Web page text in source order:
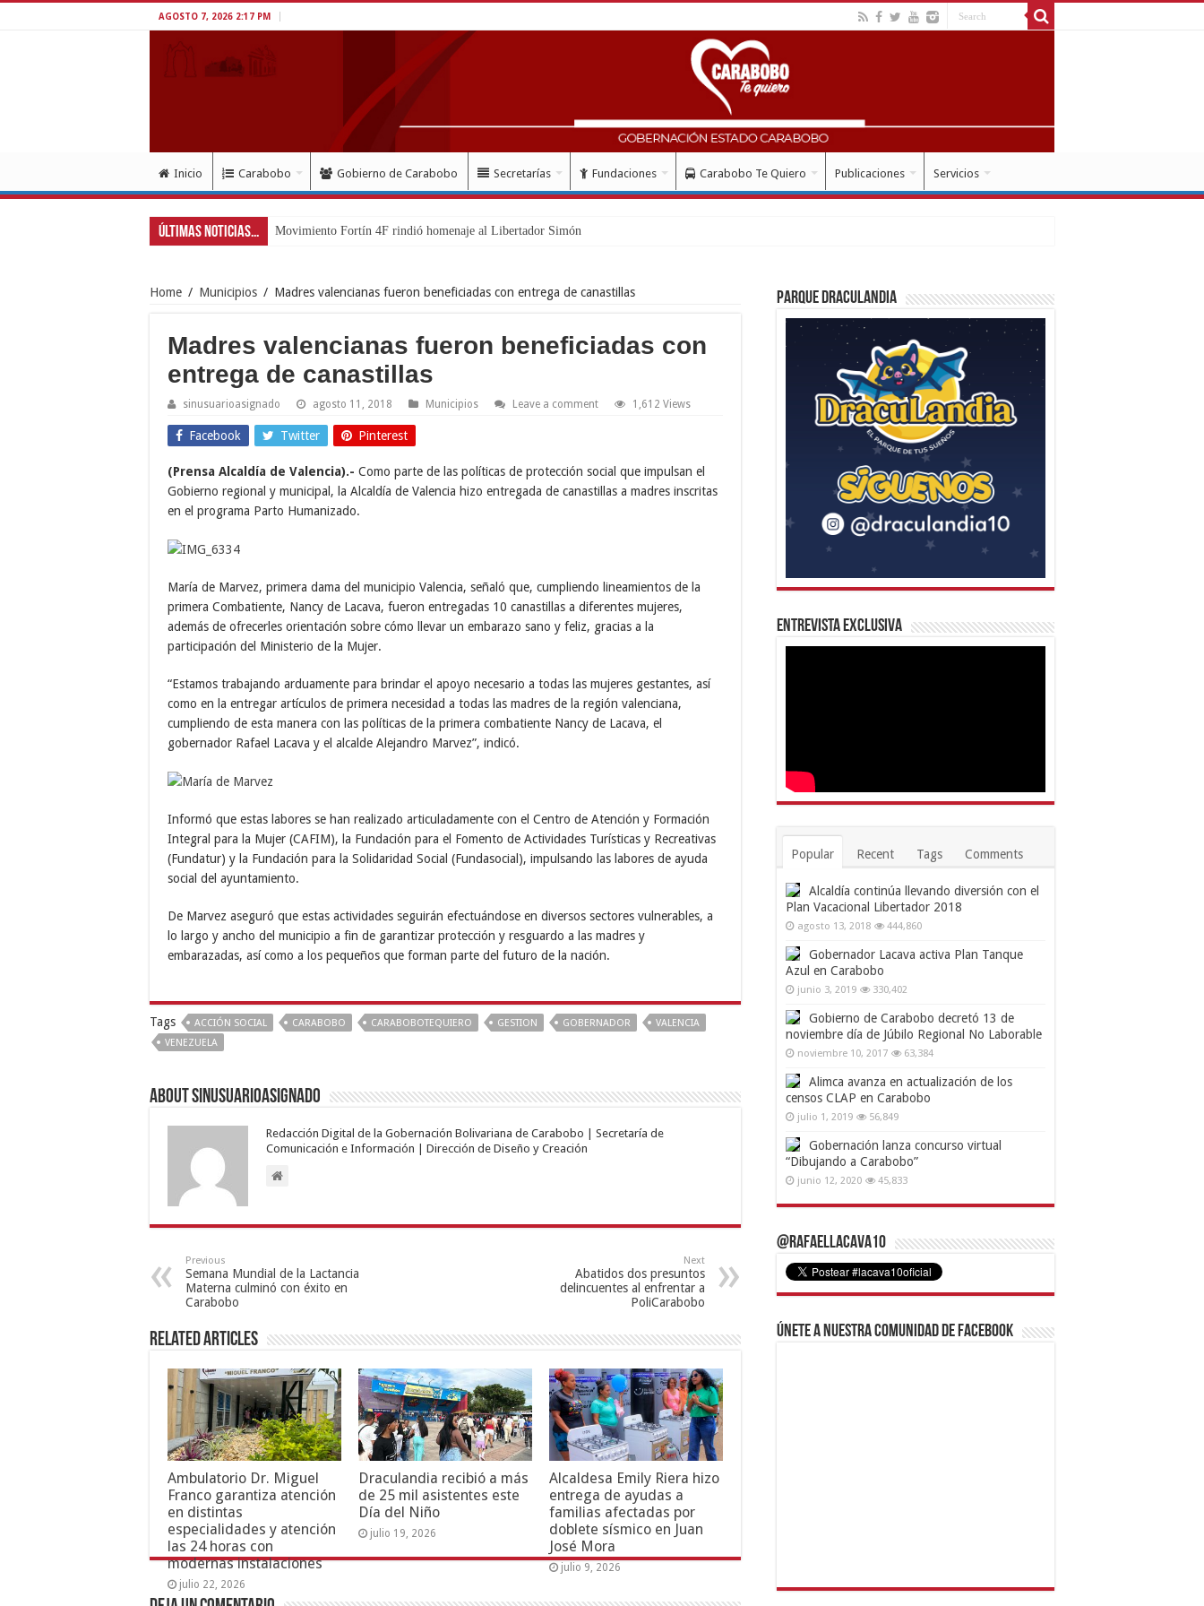
AGOSTO 7, 2026 2:17 PM
Inicio Carabobo Gobierno de Carabobo Secretarías Fundaciones Carabobo Te Quiero Publicaciones Servicios
Últimas Noticias... Movimiento Fortín 4F rindió homenaje al Libertador Simón Bolívar recor
Home / Municipios / Madres valencianas fueron beneficiadas con entrega de canastillas
Madres valencianas fueron beneficiadas con
entrega de canastillas
sinusuarioasignado agosto 11, 2018 Municipios Leave a comment 1,612 Views
Facebook Twitter Pinterest
(Prensa Alcaldía de Valencia).- Como parte de las políticas de protección social que impulsan el
Gobierno regional y municipal, la Alcaldía de Valencia hizo entregada de canastillas a madres inscritas
en el programa Parto Humanizado.
María de Marvez, primera dama del municipio Valencia, señaló que, cumpliendo lineamientos de la
primera Combatiente, Nancy de Lacava, fueron entregadas 10 canastillas a diferentes mujeres,
además de ofrecerles orientación sobre cómo llevar un embarazo sano y feliz, gracias a la
participación del Ministerio de la Mujer.
“Estamos trabajando arduamente para brindar el apoyo necesario a todas las mujeres gestantes, así
como en la entregar artículos de primera necesidad a todas las madres de la región valenciana,
cumpliendo de esta manera con las políticas de la primera combatiente Nancy de Lacava, el
gobernador Rafael Lacava y el alcalde Alejandro Marvez”, indicó.
Informó que estas labores se han realizado articuladamente con el Centro de Atención y Formación
Integral para la Mujer (CAFIM), la Fundación para el Fomento de Actividades Turísticas y Recreativas
(Fundatur) y la Fundación para la Solidaridad Social (Fundasocial), impulsando las labores de ayuda
social del ayuntamiento.
De Marvez aseguró que estas actividades seguirán efectuándose en diversos sectores vulnerables, a
lo largo y ancho del municipio a fin de garantizar protección y resguardo a las madres y
embarazadas, así como a los pequeños que forman parte del futuro de la nación.
Tags ACCIÓN SOCIAL CARABOBO CARABOBOTEQUIERO GESTION GOBERNADOR
VALENCIA
VENEZUELA
About sinusuarioasignado
Redacción Digital de la Gobernación Bolivariana de Carabobo | Secretaría de
Comunicación e Información | Dirección de Diseño y Creación
Previous
Semana Mundial de la Lactancia
Materna culminó con éxito en
Carabobo
Next
Abatidos dos presuntos
delincuentes al enfrentar a
PoliCarabobo
Related Articles
Ambulatorio Dr. Miguel
Franco garantiza atención
en distintas
especialidades y atención
las 24 horas con
modernas instalaciones
julio 22, 2026
Draculandia recibió a más
de 25 mil asistentes este
Día del Niño
julio 19, 2026
Alcaldesa Emily Riera hizo
entrega de ayudas a
familias afectadas por
doblete sísmico en Juan
José Mora
julio 9, 2026
Parque Draculandia
Entrevista Exclusiva
Popular Recent Tags Comments
Alcaldía continúa llevando diversión con el
Plan Vacacional Libertador 2018
agosto 13, 2018 444,860
Gobernador Lacava activa Plan Tanque
Azul en Carabobo
junio 3, 2019 330,402
Gobierno de Carabobo decretó 13 de
noviembre día de Júbilo Regional No Laborable
noviembre 10, 2017 63,384
Alimca avanza en actualización de los
censos CLAP en Carabobo
julio 1, 2019 56,849
Gobernación lanza concurso virtual
“Dibujando a Carabobo”
junio 12, 2020 45,833
@RafaelLacava10
Únete a nuestra comunidad de Facebook